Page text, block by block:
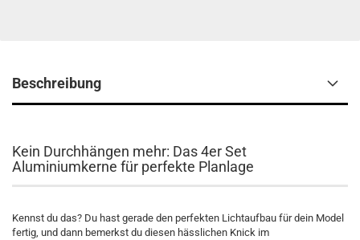
Beschreibung
Kein Durchhängen mehr: Das 4er Set
Aluminiumkerne für perfekte Planlage
Kennst du das? Du hast gerade den perfekten Lichtaufbau für dein Model
fertig, und dann bemerkst du diesen hässlichen Knick im